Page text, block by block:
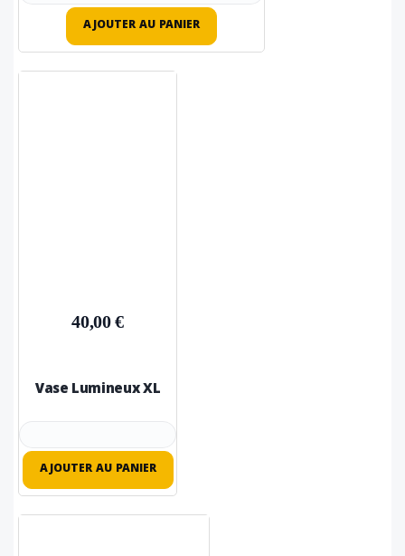
AJOUTER AU PANIER
40,00 €
Vase Lumineux XL
AJOUTER AU PANIER